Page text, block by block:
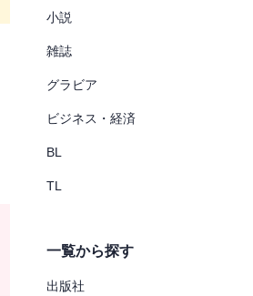
小説
雑誌
グラビア
ビジネス・経済
BL
TL
一覧から探す
出版社